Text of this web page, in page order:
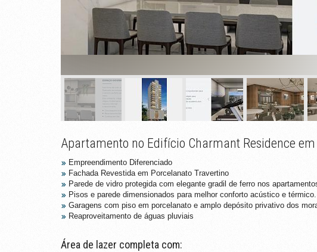
Apartamento no Edifício Charmant Residence
Empreendimento Diferenciado
Fachada Revestida em Porcelanato Travertino
Parede de vidro protegida com elegante gradil de ferro nos
Pisos e parede dimensionados para melhor conforto acústico e térmico.
Garagens com piso em porcelanato e amplo depósito privativo dos
Reaproveitamento de águas pluviais
Área de lazer completa com: